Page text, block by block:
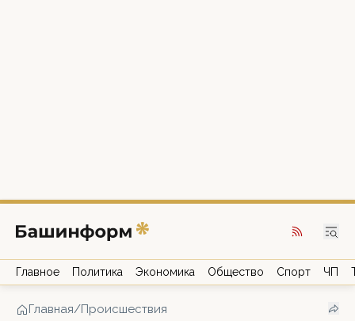
Главное Политика Экономика Общество Спорт ЧП
Главная/Происшествия